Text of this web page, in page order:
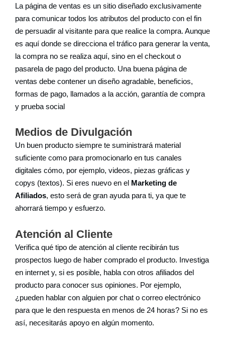
La página de ventas es un sitio diseñado exclusivamente
para comunicar todos los atributos del producto con el fin
de persuadir al visitante para que realice la compra. Aunque
es aquí donde se direcciona el tráfico para generar la venta,
la compra no se realiza aquí, sino en el checkout o
pasarela de pago del producto. Una buena página de
ventas debe contener un diseño agradable, beneficios,
formas de pago, llamados a la acción, garantía de compra
y prueba social
Medios de Divulgación
Un buen producto siempre te suministrará material
suficiente como para promocionarlo en tus canales
digitales cómo, por ejemplo, videos, piezas gráficas y
copys (textos). Si eres nuevo en el Marketing de
Afiliados, esto será de gran ayuda para ti, ya que te
ahorrará tiempo y esfuerzo.
Atención al Cliente
Verifica qué tipo de atención al cliente recibirán tus
prospectos luego de haber comprado el producto. Investiga
en internet y, si es posible, habla con otros afiliados del
producto para conocer sus opiniones. Por ejemplo,
¿pueden hablar con alguien por chat o correo electrónico
para que le den respuesta en menos de 24 horas? Si no es
así, necesitarás apoyo en algún momento.